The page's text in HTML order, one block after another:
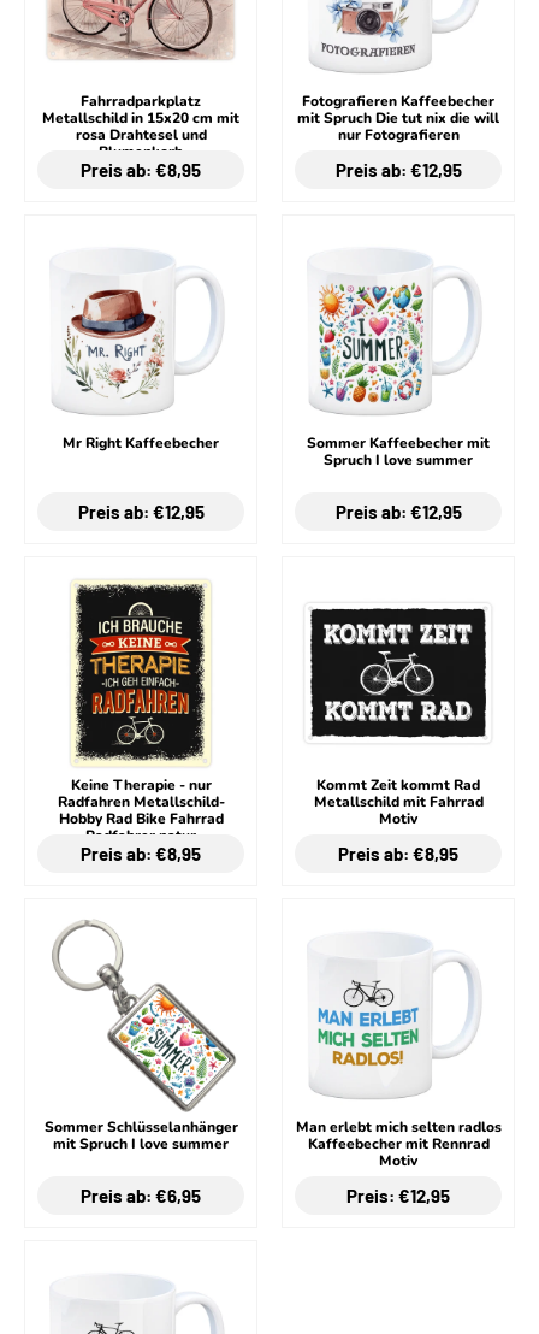
Fahrradparkplatz
Metallschild in 15x20 cm mit
rosa Drahtesel und
Blumenkorb
Preis ab: €8,95
Fotografieren Kaffeebecher
mit Spruch Die tut nix die will
nur Fotografieren
Preis ab: €12,95
Mr Right Kaffeebecher
Preis ab: €12,95
Sommer Kaffeebecher mit
Spruch I love summer
Preis ab: €12,95
Keine Therapie - nur
Radfahren Metallschild-
Hobby Rad Bike Fahrrad
Radfahrer natur
Preis ab: €8,95
Kommt Zeit kommt Rad
Metallschild mit Fahrrad
Motiv
Preis ab: €8,95
Sommer Schlüsselanhänger
mit Spruch I love summer
Preis ab: €6,95
Man erlebt mich selten radlos
Kaffeebecher mit Rennrad
Motiv
Preis: €12,95